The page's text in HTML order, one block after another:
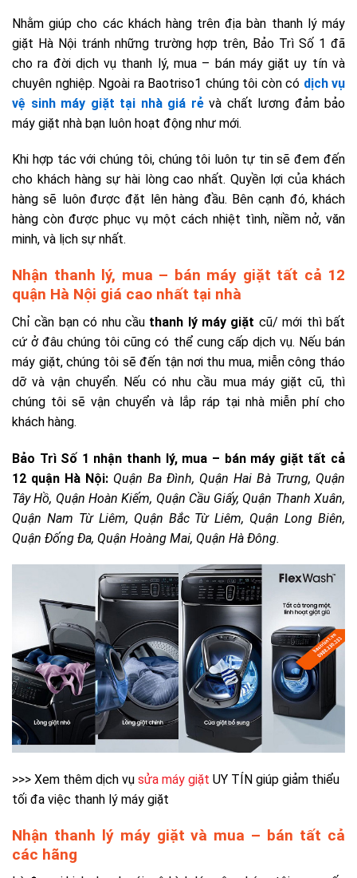
Nhằm giúp cho các khách hàng trên địa bàn thanh lý máy
giặt Hà Nội tránh những trường hợp trên, Bảo Trì Số 1 đã
cho ra đời dịch vụ thanh lý, mua – bán máy giặt uy tín và
chuyên nghiệp. Ngoài ra Baotriso1 chúng tôi còn có dịch vụ
vệ sinh máy giặt tại nhà giá rẻvà chất lương đảm bảo
máy giặt nhà bạn luôn hoạt động như mới.
Khi hợp tác với chúng tôi, chúng tôi luôn tự tin sẽ đem đến
cho khách hàng sự hài lòng cao nhất. Quyền lợi của khách
hàng sẽ luôn được đặt lên hàng đầu. Bên cạnh đó, khách
hàng còn được phục vụ một cách nhiệt tình, niềm nở, văn
minh, và lịch sự nhất.
Nhận thanh lý, mua – bán máy giặt tất cả 12
quận Hà Nội giá cao nhất tại nhà
Chỉ cần bạn có nhu cầu thanh lý máy giặt cũ/ mới thì bất
cứ ở đâu chúng tôi cũng có thể cung cấp dịch vụ. Nếu bán
máy giặt, chúng tôi sẽ đến tận nơi thu mua, miễn công tháo
dỡ và vận chuyển. Nếu có nhu cầu mua máy giặt cũ, thì
chúng tôi sẽ vận chuyển và lắp ráp tại nhà miễn phí cho
khách hàng.
Bảo Trì Số 1 nhận thanh lý, mua – bán máy giặt tất cả
12 quận Hà Nội: Quận Ba Đình, Quận Hai Bà Trưng, Quận
Tây Hồ, Quận Hoàn Kiếm, Quận Cầu Giấy, Quận Thanh Xuân,
Quận Nam Từ Liêm, Quận Bắc Từ Liêm, Quận Long Biên,
Quận Đống Đa, Quận Hoàng Mai, Quận Hà Đông.
>>> Xem thêm dịch vụ sửa máy giặt UY TÍN giúp giảm thiểu
tối đa việc thanh lý máy giặt
Nhận thanh lý máy giặt và mua – bán tất cả
các hãng